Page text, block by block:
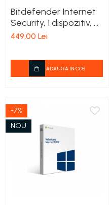
Bitdefender Internet
Security, 1 dispozitiv, 3
ani - Licenta
449,00 Lei
ADAUGA IN COS
-7%
NOU